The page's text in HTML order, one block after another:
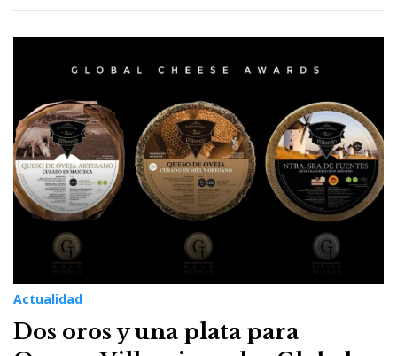
Actualidad
Dos oros y una plata para